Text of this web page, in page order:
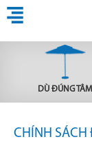
DÙ ĐÚNG TÂM
CHÍNH SÁCH